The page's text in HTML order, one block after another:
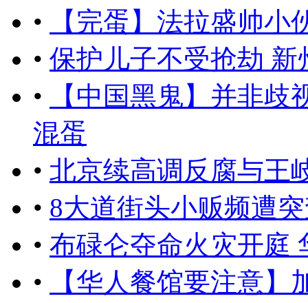
•
【完蛋】法拉盛帅
• 保护儿子不受抢劫
•
【中国黑鬼】并非
混蛋
• 北京续高调反腐与王
• 8大道街头小贩频遭
• 布碌仑夺命火灾开庭
•
【华人餐馆要注意